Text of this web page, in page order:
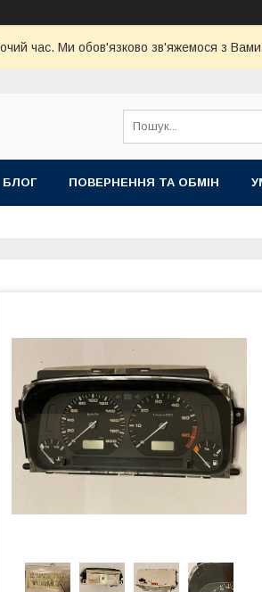
час. Ми обов'язково зв'яжемося з
БЛОГ ПОВЕРНЕННЯ ТА ОБМІН